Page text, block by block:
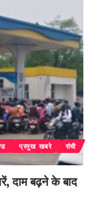
प्रमुख खबरे
रांची
दाम बढ़ने के बाद